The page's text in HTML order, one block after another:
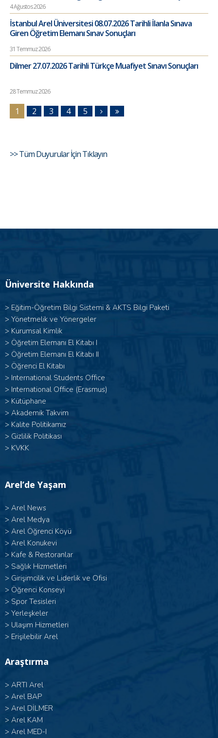
4 Ağustos 2026
İstanbul Arel Üniversitesi 08.07.2026 Tarihli İlanla Sınava
Giren Öğretim Elemanı Sınav Sonuçları
31 Temmuz 2026
Dilmer 27.07.2026 Tarihli Türkçe Muafiyet Sınavı Sonuçları
28 Temmuz 2026
1 2 3 4 5
>> Tüm Duyurular İçin Tıklayın
Üniversite Hakkında
> Eğitim-Öğretim Bilgi Sistemi & AKTS Bilgi Paketi
> Yönetmelik ve Yönergeler
> Kurumsal Kimlik
> Öğretim Elemanı El Kitabı I
> Öğretim Elemanı El Kitabı II
> Öğrenci El Kitabı
> International Students Office
> International Office (Erasmus)
> Kütüphane
> Akademik Takvim
> Kalite Politikamız
> Gizlilik Politikası
> KVKK
Arel’de Yaşam
> Arel News
> Arel Medya
> Arel Öğrenci Köyü
> Arel Konukevi
> Kafe & Restoranlar
> Sağlık Hizmetleri
> Girişimcilik ve Liderlik ve Ofisi
> Öğrenci Konseyi
> Spor Tesisleri
> Yerleşkeler
> Ulaşım Hizmetleri
> Erişilebilir Arel
Araştırma
> ARTI Arel
> Arel BAP
> Arel DİLMER
> Arel KAM
> Arel MED-I